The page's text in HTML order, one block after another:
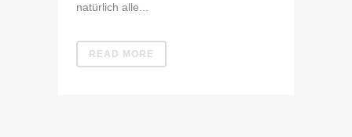
natürlich alle...
READ MORE